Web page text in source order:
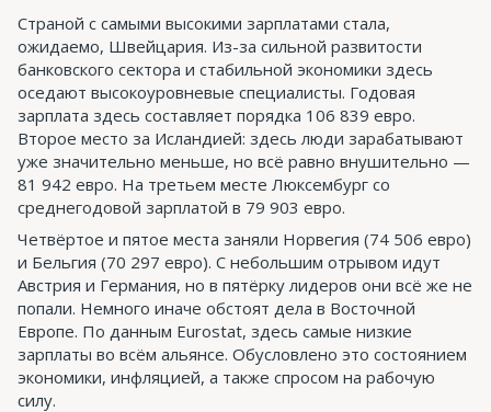
Страной с самыми высокими зарплатами стала,
ожидаемо, Швейцария. Из-за сильной развитости
банковского сектора и стабильной экономики здесь
оседают высокоуровневые специалисты. Годовая
зарплата здесь составляет порядка 106 839 евро.
Второе место за Исландией: здесь люди зарабатывают
уже значительно меньше, но всё равно внушительно —
81 942 евро. На третьем месте Люксембург со
среднегодовой зарплатой в 79 903 евро.
Четвёртое и пятое места заняли Норвегия (74 506 евро)
и Бельгия (70 297 евро). С небольшим отрывом идут
Австрия и Германия, но в пятёрку лидеров они всё же не
попали. Немного иначе обстоят дела в Восточной
Европе. По данным Eurostat, здесь самые низкие
зарплаты во всём альянсе. Обусловлено это состоянием
экономики, инфляцией, а также спросом на рабочую
силу.